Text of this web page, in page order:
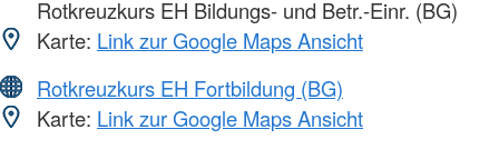
Rotkreuzkurs EH Bildungs- und Betr.-Einr. (BG)
Karte: Link zur Google Maps Ansicht
Rotkreuzkurs EH Fortbildung (BG)
Karte: Link zur Google Maps Ansicht